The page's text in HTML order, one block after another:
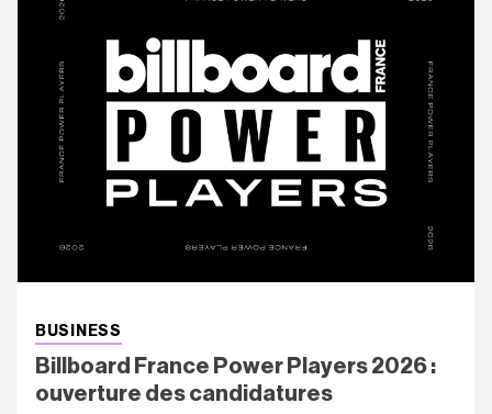
BUSINESS
Billboard France Power Players 2026 :
ouverture des candidatures